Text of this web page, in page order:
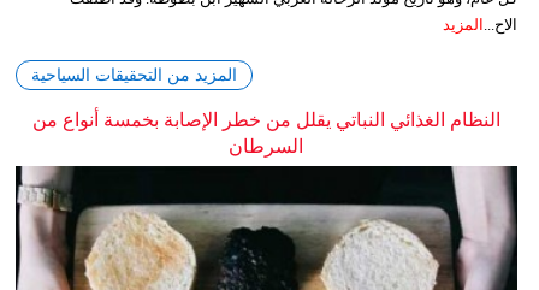
الاح... المزيد
المزيد من التحقيقات السياحية
النظام الغذائي النباتي يقلل من خطر الإصابة بخمسة أنواع من
السرطان